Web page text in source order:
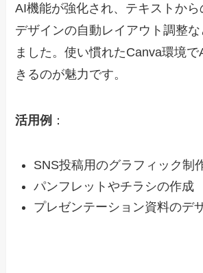
AI機能が強化され、テキストから
デザインの自動レイアウト調整な
ました。使い慣れたCanva環境
きるのが魅力です。
活用例 ：
SNS投稿用のグラフィック制
パンフレットやチラシの作成
プレゼンテーション資料のデ